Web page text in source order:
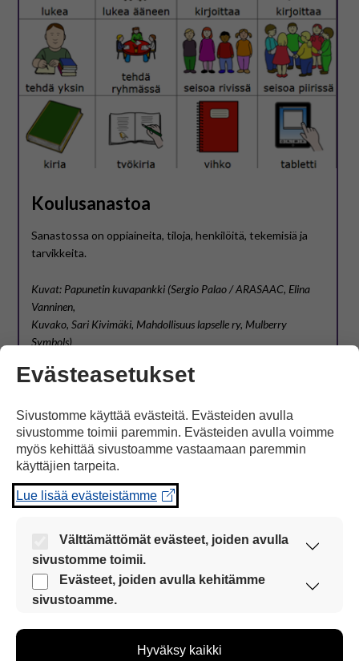
Koulusanastoa
Sanastossa on oppiaineita, tiloja, henkilöitä, tekemisiä ja
tarvikkeita.
Kuvat: Papunetin kuvapankki (Sergio Palao / ARASAAC, Elina
Vanninen,
Kuvako, Sari Kivimäki, Mahdollisuus lapselle ry, Mulberry
Symbols)
Papunet
Koulusanasto (kuvatyökalu)
Evästeasetukset
Sivustomme käyttää evästeitä. Evästeiden avulla
sivustomme toimii paremmin. Evästeiden avulla voimme
myös kehittää sivustoamme vastaamaan paremmin
käyttäjien tarpeita.
Lue lisää evästeistämme
Välttämättömät evästeet, joiden avulla
sivustomme toimii.
Nämä evästeet ovat aina käytössä, jotta
sivustoamme voi käyttää sujuvasti ja turvallisesti.
Evästeet, joiden avulla kehitämme
sivustoamme.
kehittää sivustoamme vastaamaan paremmin
Hyväksy kaikki